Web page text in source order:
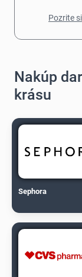
Pozrite
Nakúp
krásu
Sephora